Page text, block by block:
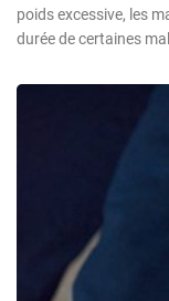
poids excessive, les
durée de certaines